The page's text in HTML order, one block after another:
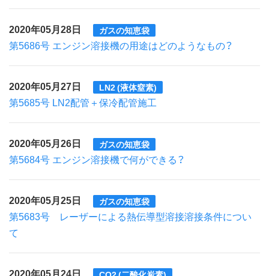
2020年05月28日 ガスの知恵袋
第5686号 エンジン溶接機の用途はどのようなもの？
2020年05月27日 LN2 (液体窒素)
第5685号 LN2配管＋保冷配管施工
2020年05月26日 ガスの知恵袋
第5684号 エンジン溶接機で何ができる？
2020年05月25日 ガスの知恵袋
第5683号 レーザーによる熱伝導型溶接溶接条件につい
て
2020年05月24日